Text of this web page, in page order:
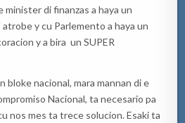
di finanzas a haya un
y cu Parlemento a haya un
y a bira un SUPER
bloke nacional, mara mannan di e
Nacional, ta necesario pa
nos mes ta trece solucion. Esaki ta